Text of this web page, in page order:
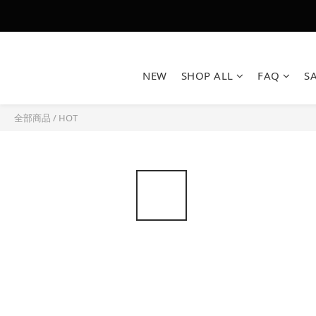
NEW SHOP ALL FAQ
全部商品 / HOT